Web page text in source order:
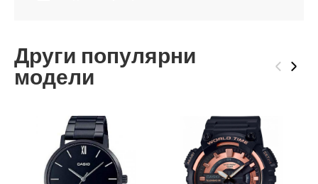
Други популярни
модели ‹ ›